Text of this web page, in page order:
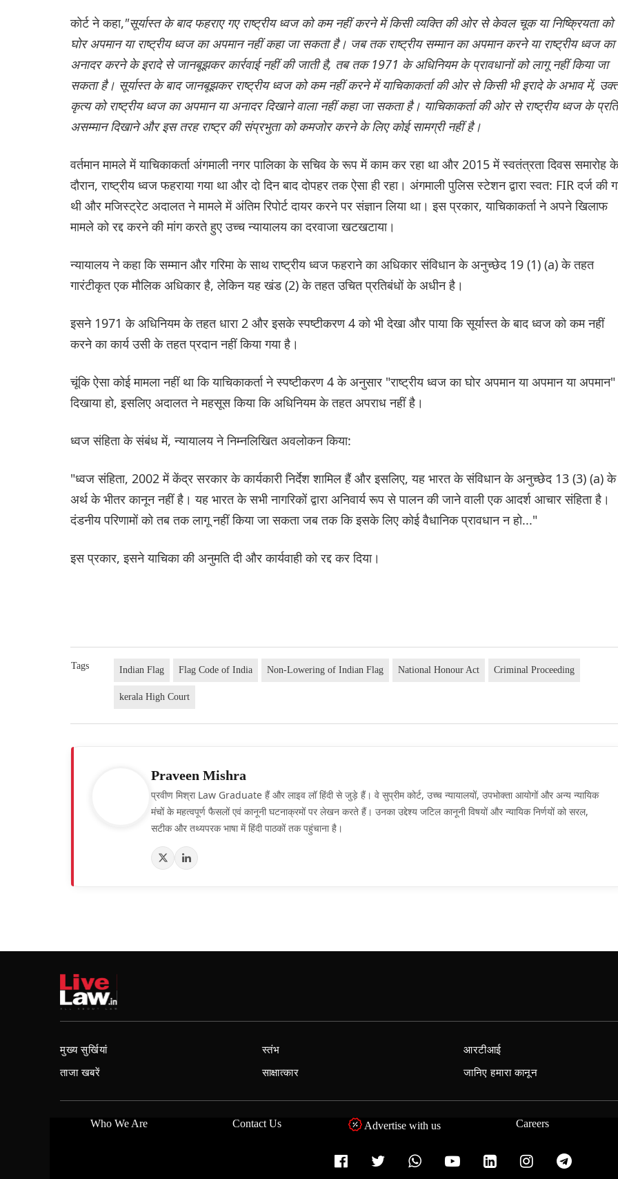
कोर्ट ने कहा,"सूर्यास्त के बाद फहराए गए राष्ट्रीय ध्वज को कम नहीं करने में किसी व्यक्ति की ओर से केवल चूक या निष्क्रियता को
घोर अपमान या राष्ट्रीय ध्वज का अपमान नहीं कहा जा सकता है। जब तक राष्ट्रीय सम्मान का अपमान करने या राष्ट्रीय ध्वज का
अनादर करने के इरादे से जानबूझकर कार्रवाई नहीं की जाती है, तब तक 1971 के अधिनियम के प्रावधानों को लागू नहीं किया जा
सकता है। सूर्यास्त के बाद जानबूझकर राष्ट्रीय ध्वज को कम नहीं करने में याचिकाकर्ता की ओर से किसी भी इरादे के अभाव में,
कृत्य को राष्ट्रीय ध्वज का अपमान या अनादर दिखाने वाला नहीं कहा जा सकता है। याचिकाकर्ता की ओर से राष्ट्रीय ध्वज के प्रति
असम्मान दिखाने और इस तरह राष्ट्र की संप्रभुता को कमजोर करने के लिए कोई सामग्री नहीं है।
वर्तमान मामले में याचिकाकर्ता अंगमाली नगर पालिका के सचिव के रूप में काम कर रहा था और 2015 में स्वतंत्रता दिवस समारोह के
दौरान, राष्ट्रीय ध्वज फहराया गया था और दो दिन बाद दोपहर तक ऐसा ही रहा। अंगमाली पुलिस स्टेशन द्वारा स्वत: FIR दर्ज की
थी और मजिस्ट्रेट अदालत ने मामले में अंतिम रिपोर्ट दायर करने पर संज्ञान लिया था। इस प्रकार, याचिकाकर्ता ने अपने खिलाफ
मामले को रद्द करने की मांग करते हुए उच्च न्यायालय का दरवाजा खटखटाया।
न्यायालय ने कहा कि सम्मान और गरिमा के साथ राष्ट्रीय ध्वज फहराने का अधिकार संविधान के अनुच्छेद 19 (1) (a) के तहत
गारंटीकृत एक मौलिक अधिकार है, लेकिन यह खंड (2) के तहत उचित प्रतिबंधों के अधीन है।
इसने 1971 के अधिनियम के तहत धारा 2 और इसके स्पष्टीकरण 4 को भी देखा और पाया कि सूर्यास्त के बाद ध्वज को कम नहीं
करने का कार्य उसी के तहत प्रदान नहीं किया गया है।
चूंकि ऐसा कोई मामला नहीं था कि याचिकाकर्ता ने स्पष्टीकरण 4 के अनुसार "राष्ट्रीय ध्वज का घोर अपमान या अपमान या अपमान"
दिखाया हो, इसलिए अदालत ने महसूस किया कि अधिनियम के तहत अपराध नहीं है।
ध्वज संहिता के संबंध में, न्यायालय ने निम्नलिखित अवलोकन किया:
"ध्वज संहिता, 2002 में केंद्र सरकार के कार्यकारी निर्देश शामिल हैं और इसलिए, यह भारत के संविधान के अनुच्छेद 13 (3) (a) के
अर्थ के भीतर कानून नहीं है। यह भारत के सभी नागरिकों द्वारा अनिवार्य रूप से पालन की जाने वाली एक आदर्श आचार संहिता है।
दंडनीय परिणामों को तब तक लागू नहीं किया जा सकता जब तक कि इसके लिए कोई वैधानिक प्रावधान न हो..."
इस प्रकार, इसने याचिका की अनुमति दी और कार्यवाही को रद्द कर दिया।
Tags Indian Flag Flag Code of India Non-Lowering of Indian Flag National Honour Act Criminal Proceeding
kerala High Court
Praveen Mishra
प्रवीण मिश्रा Law Graduate हैं और लाइव लॉ हिंदी से जुड़े हैं। वे सुप्रीम कोर्ट, उच्च न्यायालयों, उपभोक्ता आयोगों और अन्य न्यायिक
मंचों के महत्वपूर्ण फैसलों एवं कानूनी घटनाक्रमों पर लेखन करते हैं। उनका उद्देश्य जटिल कानूनी विषयों और न्यायिक निर्णयों को सरल,
सटीक और तथ्यपरक भाषा में हिंदी पाठकों तक पहुंचाना है।
मुख्य सुर्खियां
ताजा खबरें
स्तंभ
साक्षात्कार
आरटीआई
जानिए हमारा कानून
Who We Are Contact Us Advertise with us Careers